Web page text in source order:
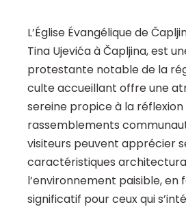
L’Église Évangélique de
Tina Ujevića à Čapljina, est
protestante notable de la
culte accueillant offre une
sereine propice à la réflexion
rassemblements
visiteurs peuvent apprécier
caractéristiques
l’environnement paisible, en
significatif pour ceux qui